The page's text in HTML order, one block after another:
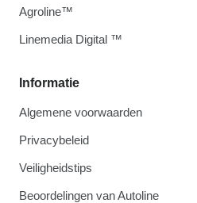
Informatie
Algemene voorwaarden
Privacybeleid
Veiligheidstips
Beoordelingen van Autoline
Agroline™
Linemedia Digital ™